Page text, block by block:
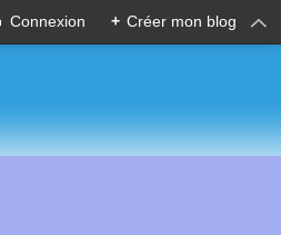
Connexion + Créer mon blog